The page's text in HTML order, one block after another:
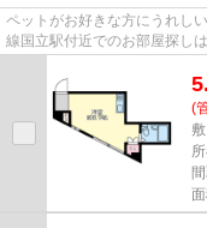
ペットがお好きな方にうれし
線国立駅付近でのお部屋探し
(